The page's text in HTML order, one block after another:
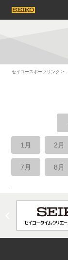
セイコースポーツリンク
1月 2月
7月 8月